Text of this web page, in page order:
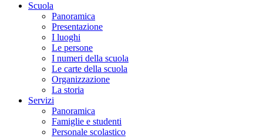
Scuola
Panoramica
Presentazione
I luoghi
Le persone
I numeri della scuola
Le carte della scuola
Organizzazione
La storia
Servizi
Panoramica
Famiglie e studenti
Personale scolastico